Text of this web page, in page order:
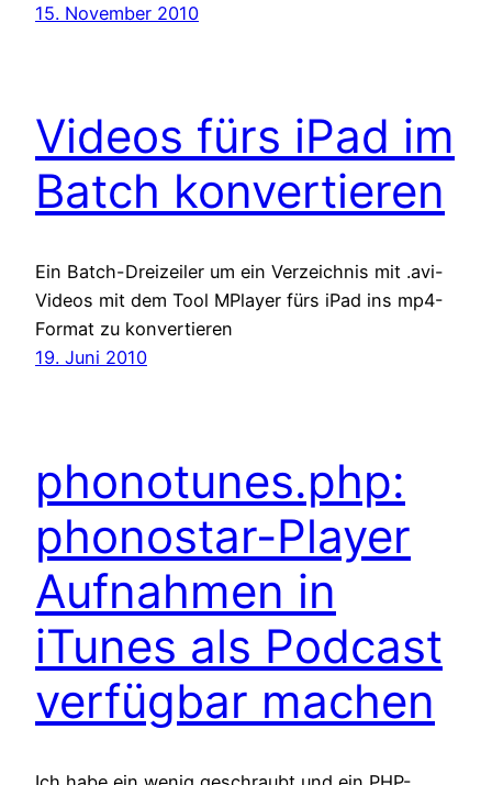
15. November 2010
Videos fürs iPad im
Batch konvertieren
Ein Batch-Dreizeiler um ein Verzeichnis mit .avi-
Videos mit dem Tool MPlayer fürs iPad ins mp4-
Format zu konvertieren
19. Juni 2010
phonotunes.php:
phonostar-Player
Aufnahmen in
iTunes als Podcast
verfügbar machen